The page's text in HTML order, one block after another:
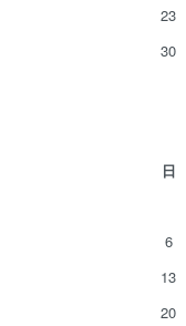
23
30
日
6
13
20